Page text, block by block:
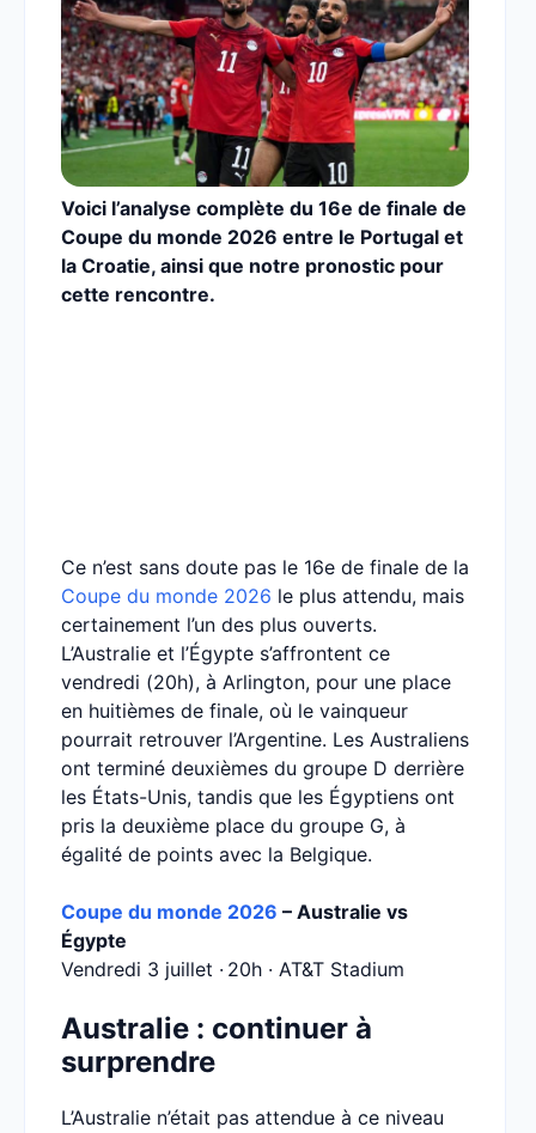
Voici l’analyse complète du 16e de finale de
Coupe du monde 2026 entre le Portugal et
la Croatie, ainsi que notre pronostic pour
cette rencontre.
Ce n’est sans doute pas le 16e de finale de la
Coupe du monde 2026 le plus attendu, mais
certainement l’un des plus ouverts.
L’Australie et l’Égypte s’affrontent ce
vendredi (20h), à Arlington, pour une place
en huitièmes de finale, où le vainqueur
pourrait retrouver l’Argentine. Les Australiens
ont terminé deuxièmes du groupe D derrière
les États-Unis, tandis que les Égyptiens ont
pris la deuxième place du groupe G, à
égalité de points avec la Belgique.
Coupe du monde 2026 – Australie vs
Égypte
Vendredi 3 juillet · 20h · AT&T Stadium
Australie : continuer à
surprendre
L’Australie n’était pas attendue à ce niveau